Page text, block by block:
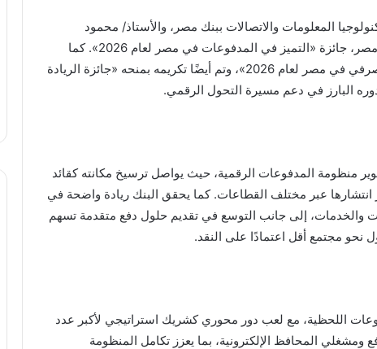
المعلومات والاتصالات ببنك مصر، والأستاذ/ محمود
النشرتي، رئيس المدفوعات والقنوات الرقمية ببنك مصر، جائزة «التميز في المدفوعات في مصر لعام 2026». كما
تسلّم المهندس/ وليد الأسيوطي جائزة «الابتكار المصرفي في مصر لعام 2026»، وتم أيضًا تكريمه بمنحه «جائزة الريادة
منظومة المدفوعات الرقمية، حيث يواصل ترسيخ مكانته كقائد
انتشارها عبر مختلف القطاعات. كما يحقق البنك ريادة واضحة في
والخدمات، إلى جانب التوسع في تقديم حلول دفع متقدمة تسهم
نحو مجتمع أقل اعتمادًا على النقد.
اللحظية، مع لعب دور محوري كشريك استراتيجي لأكبر عدد
المحافظ الإلكترونية، بما يعزز تكامل المنظومة